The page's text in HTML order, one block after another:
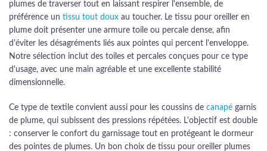
plumes de traverser tout en laissant respirer l'ensemble, de
préférence un tissu tout doux au toucher. Le tissu pour oreiller en
plume doit présenter une armure toile ou percale dense, afin
d'éviter les désagréments liés aux pointes qui percent l'enveloppe.
Notre sélection inclut des toiles et percales conçues pour ce type
d'usage, avec une main agréable et une excellente stabilité
dimensionnelle.
Ce type de textile convient aussi pour les coussins de canapé garnis
de plume, qui subissent des pressions répétées. L'objectif est double
: conserver le confort du garnissage tout en protégeant le dormeur
des pointes de plumes. Un bon choix de tissu pour oreiller plumes